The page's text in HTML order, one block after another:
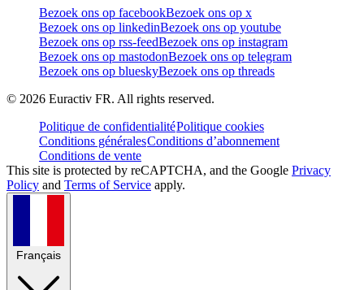
Bezoek ons op facebookBezoek ons op x
Bezoek ons op linkedinBezoek ons op youtube
Bezoek ons op rss-feedBezoek ons op instagram
Bezoek ons op mastodonBezoek ons op telegram
Bezoek ons op blueskyBezoek ons op threads
© 2026 Euractiv FR. All rights reserved.
Politique de confidentialitéPolitique cookies
Conditions généralesConditions d’abonnement
Conditions de vente
This site is protected by reCAPTCHA, and the Google Privacy
Policy and Terms of Service apply.
Français